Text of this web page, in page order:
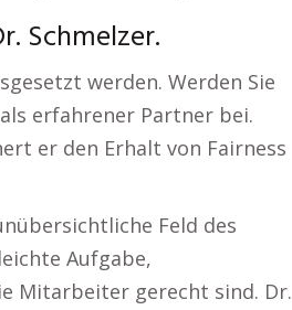
Schmelzer.
werden. Werden Sie
erfahrener Partner bei.
er den Erhalt von Fairness
Feld des
Aufgabe,
Mitarbeiter gerecht sind. Dr.